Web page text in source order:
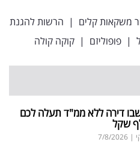
משקאות קלים | הרשות להגנת
| פופוליזם | קוקה קולה
דירה ללא ממ"ד תעלה לכם
|
7/8/2026